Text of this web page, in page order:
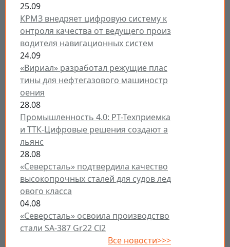
25.09
КРМЗ внедряет цифровую систему к
онтроля качества от ведущего произ
водителя навигационных систем
24.09
«Вириал» разработал режущие плас
тины для нефтегазового машиностр
оения
28.08
Промышленность 4.0: РТ-Техприемка
и ТТК-Цифровые решения создают а
льянс
28.08
«Северсталь» подтвердила качество
высокопрочных сталей для судов лед
ового класса
04.08
«Северсталь» освоила производство
стали SA-387 Gr22 Cl2
Все новости>>>